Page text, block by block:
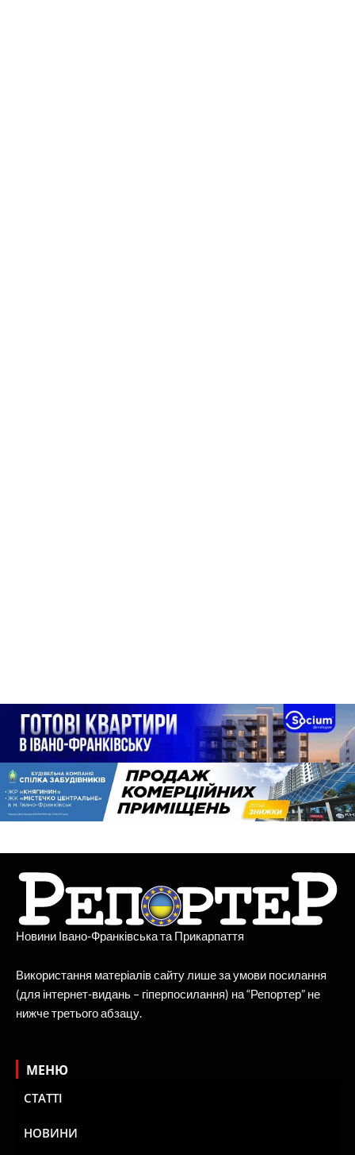
Новини Івано-Франківська та Прикарпаття
Використання матеріалів сайту лише за умови посилання
(для інтернет-видань – гіперпосилання) на “Репортер” не
нижче третього абзацу.
МЕНЮ
СТАТТІ
НОВИНИ